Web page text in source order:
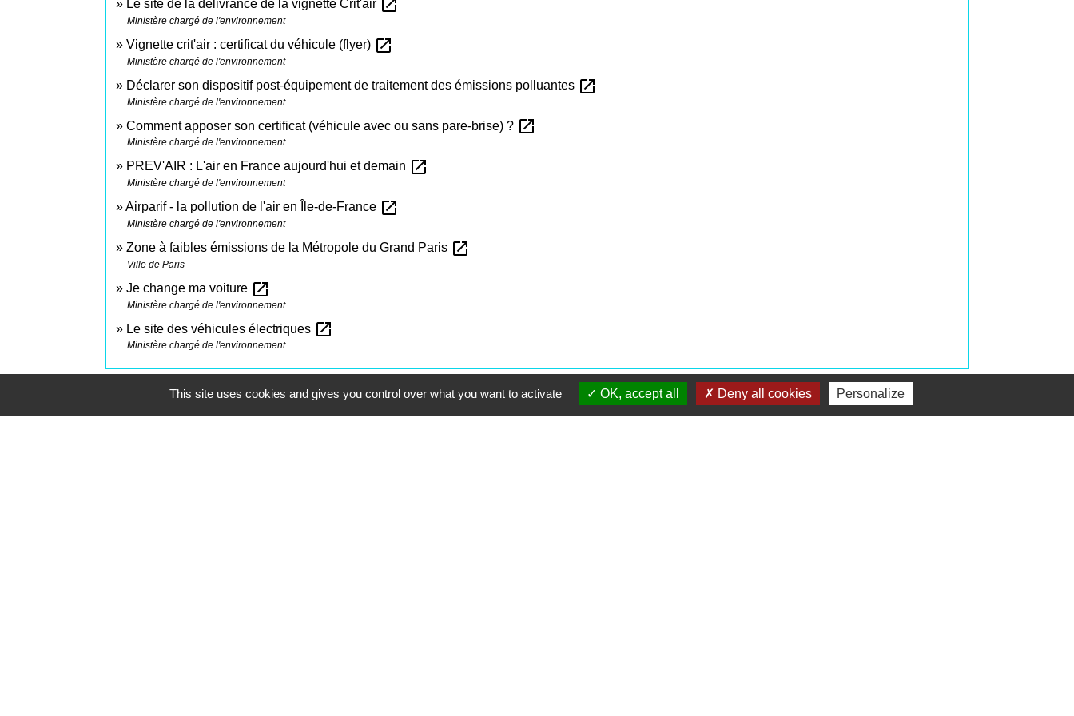
Le site de la délivrance de la vignette Crit'air open_in_new
Ministère chargé de l'environnement
Vignette crit'air : certificat du véhicule (flyer) open_in_new
Ministère chargé de l'environnement
Déclarer son dispositif post-équipement de traitement des émissions polluantes open_in_new
Ministère chargé de l'environnement
Comment apposer son certificat (véhicule avec ou sans pare-brise) ? open_in_new
Ministère chargé de l'environnement
PREV'AIR : L'air en France aujourd'hui et demain open_in_new
Ministère chargé de l'environnement
Airparif - la pollution de l'air en Île-de-France open_in_new
Ministère chargé de l'environnement
Zone à faibles émissions de la Métropole du Grand Paris open_in_new
Ville de Paris
Je change ma voiture open_in_new
Ministère chargé de l'environnement
Le site des véhicules électriques open_in_new
Ministère chargé de l'environnement
Signaler une erreur sur cette page
This site uses cookies and gives you control over what you want to activate OK, accept all Deny all cookies Personalize